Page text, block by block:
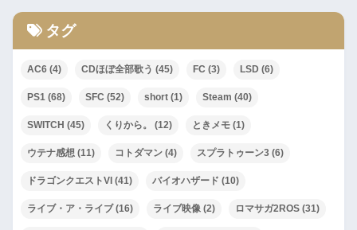
タグ
AC6 (4) CDほぼ全部歌う (45) FC (3) LSD (6)
PS1 (68) SFC (52) short (1) Steam (40)
SWITCH (45) くりから。 (12) ときメモ (1)
ウテナ感想 (11) コトダマン (4) スプラトゥーン3 (6)
ドラゴンクエストVI (41) バイオハザード (10)
ライブ・ア・ライブ(16) ライブ映像 (2) ロマサガ2ROS (31)